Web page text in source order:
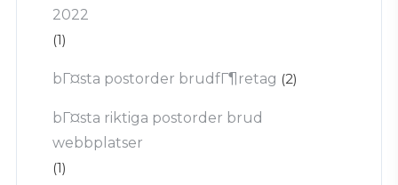
2022
(1)
bГ¤sta postorder brudfГ¶retag (2)
bГ¤sta riktiga postorder brud
webbplatser
(1)